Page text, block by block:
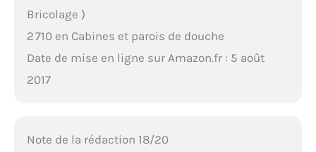
Bricolage )
2 710 en Cabines et parois de douche
Date de mise en ligne sur Amazon.fr : 5 août
2017
Note de la rédaction 18/20